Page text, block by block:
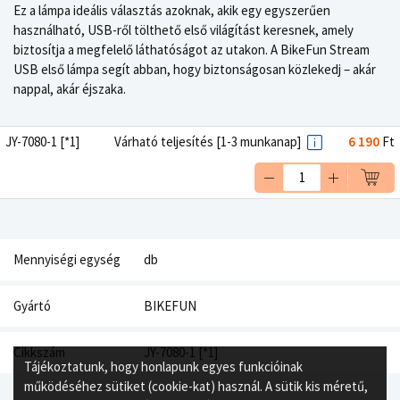
Ez a lámpa ideális választás azoknak, akik egy egyszerűen
használható, USB-ről tölthető első világítást keresnek, amely
biztosítja a megfelelő láthatóságot az utakon. A BikeFun Stream
USB első lámpa segít abban, hogy biztonságosan közlekedj – akár
nappal, akár éjszaka.
JY-7080-1 [*1] Várható teljesítés [1-3 munkanap] 6 190 Ft
Mennyiségi egység db
Gyártó BIKEFUN
Cikkszám
JY-7080-1 [*1]
Tájékoztatunk, hogy honlapunk egyes funkcióinak
működéséhez sütiket (cookie-kat) használ. A sütik kis méretű,